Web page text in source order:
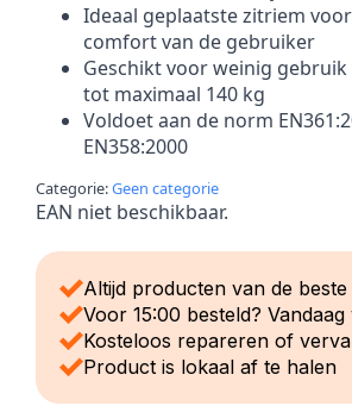
Ideaal geplaatste zitriem
comfort van de gebruiker
Geschikt voor weinig
tot maximaal 140 kg
Voldoet aan de norm
EN358:2000
Categorie:Geen categorie
EAN niet beschikbaar.
Altijd producten van de
Voor 15:00 besteld?
Kosteloos repareren of
Product is lokaal af te halen